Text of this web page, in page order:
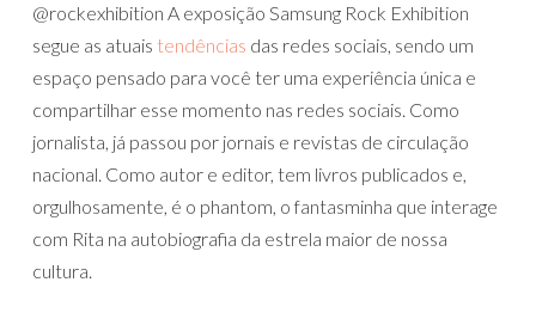
@rockexhibition A exposição Samsung Rock Exhibition
segue as atuais tendências das redes sociais, sendo um
espaço pensado para você ter uma experiência única e
compartilhar esse momento nas redes sociais. Como
jornalista, já passou por jornais e revistas de circulação
nacional. Como autor e editor, tem livros publicados e,
orgulhosamente, é o phantom, o fantasminha que interage
com Rita na autobiografia da estrela maior de nossa
cultura.